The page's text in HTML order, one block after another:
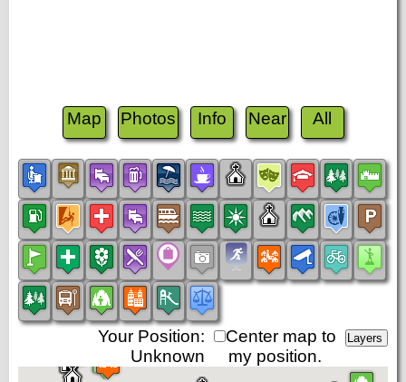
Map Photos Info Near All
Center map to
my position.
Your Position:
Unknown